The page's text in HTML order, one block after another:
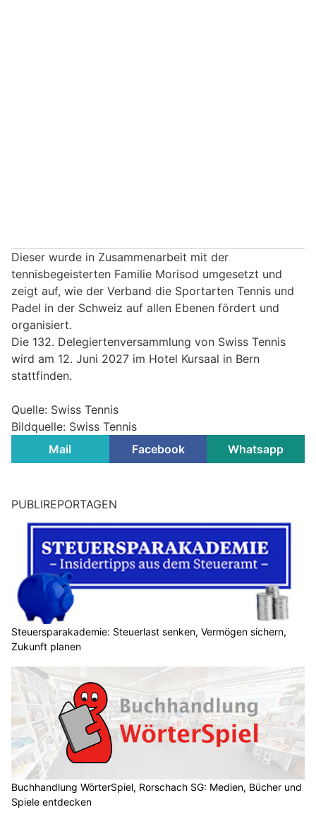
Dieser wurde in Zusammenarbeit mit der
tennisbegeisterten Familie Morisod umgesetzt und
zeigt auf, wie der Verband die Sportarten Tennis und
Padel in der Schweiz auf allen Ebenen fördert und
organisiert.
Die 132. Delegiertenversammlung von Swiss Tennis
wird am 12. Juni 2027 im Hotel Kursaal in Bern
stattfinden.
Quelle: Swiss Tennis
Bildquelle: Swiss Tennis
Mail
Facebook Whatsapp
PUBLIREPORTAGEN
Steuersparakademie: Steuerlast senken, Vermögen sichern,
Zukunft planen
Buchhandlung WörterSpiel, Rorschach SG: Medien, Bücher und
Spiele entdecken